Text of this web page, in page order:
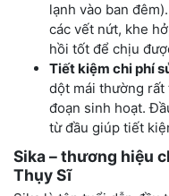
lạnh vào ban
các vết nứt, khe
hồi tốt để chịu
Tiết kiệm chi phí
dột mái thường rất
đoạn sinh hoạt.
từ đầu giúp tiết
Sika – thương hiệu
Thụy Sĩ